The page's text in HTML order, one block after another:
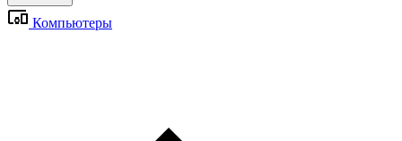
Компьютеры